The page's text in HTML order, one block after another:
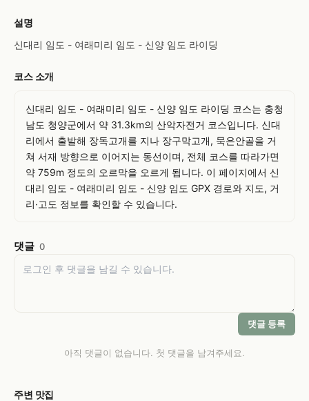
설명
신대리 임도 - 여래미리 임도 - 신양 임도 라이딩
코스 소개
신대리 임도 - 여래미리 임도 - 신양 임도 라이딩 코스는 충청
남도 청양군에서 약 31.3km의 산악자전거 코스입니다. 신대
리에서 출발해 장독고개를 지나 장구막고개, 묵은안골을 거
쳐 서재 방향으로 이어지는 동선이며, 전체 코스를 따라가면
약 759m 정도의 오르막을 오르게 됩니다. 이 페이지에서 신
대리 임도 - 여래미리 임도 - 신양 임도 GPX 경로와 지도, 거
리·고도 정보를 확인할 수 있습니다.
댓글 0
댓글 등록
아직 댓글이 없습니다. 첫 댓글을 남겨주세요.
주변 맛집